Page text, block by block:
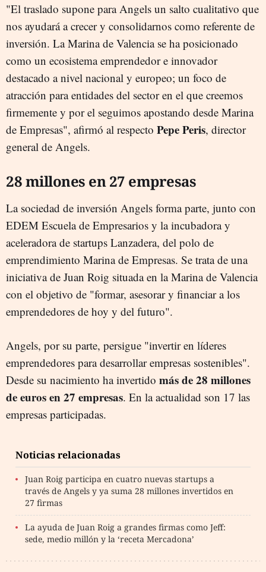
"El traslado supone para Angels un salto cualitativo que
nos ayudará a crecer y consolidarnos como referente de
inversión. La Marina de Valencia se ha posicionado
como un ecosistema emprendedor e innovador
destacado a nivel nacional y europeo; un foco de
atracción para entidades del sector en el que creemos
firmemente y por el seguimos apostando desde Marina
de Empresas", afirmó al respecto Pepe Peris, director
general de Angels.
28 millones en 27 empresas
La sociedad de inversión Angels forma parte, junto con
EDEM Escuela de Empresarios y la incubadora y
aceleradora de startups Lanzadera, del polo de
emprendimiento Marina de Empresas. Se trata de una
iniciativa de Juan Roig situada en la Marina de Valencia
con el objetivo de "formar, asesorar y financiar a los
emprendedores de hoy y del futuro".
Angels, por su parte, persigue "invertir en líderes
emprendedores para desarrollar empresas sostenibles".
Desde su nacimiento ha invertido más de 28 millones
de euros en 27 empresas. En la actualidad son 17 las
empresas participadas.
Noticias relacionadas
Juan Roig participa en cuatro nuevas startups a
través de Angels y ya suma 28 millones invertidos en
27 firmas
La ayuda de Juan Roig a grandes firmas como Jeff:
sede, medio millón y la ‘receta Mercadona’